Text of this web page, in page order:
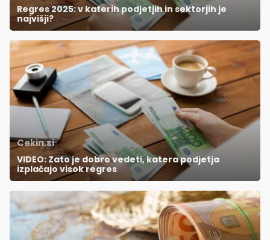
Regres 2025: v katerih podjetjih in sektorjih je
najvišji?
Cekin.si
VIDEO: Zato je dobro vedeti, katera podjetja
izplačajo visok regres